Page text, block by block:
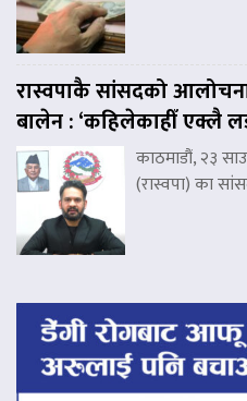
रास्वपाकै सांसदको
बालेन : ‘कहिलेकाहीँ एक्लै
काठमाडौं, २३
(रास्वपा) का